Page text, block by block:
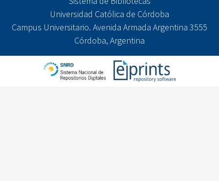
Universidad Católica de Córdoba
Campus Universitario. Avenida Armada Argentina 3555
Córdoba, Argentina